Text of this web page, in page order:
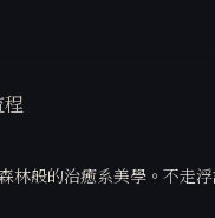
般的治癒系美學。不走